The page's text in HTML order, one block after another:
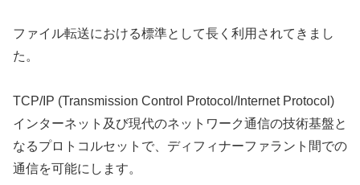
ファイル転送における標準として長く利用されてきまし
た。
TCP/IP (Transmission Control Protocol/Internet Protocol)
インターネット及び現代のネットワーク通信の技術基盤と
なるプロトコルセットで、ディフィナーファラント間での
通信を可能にします。